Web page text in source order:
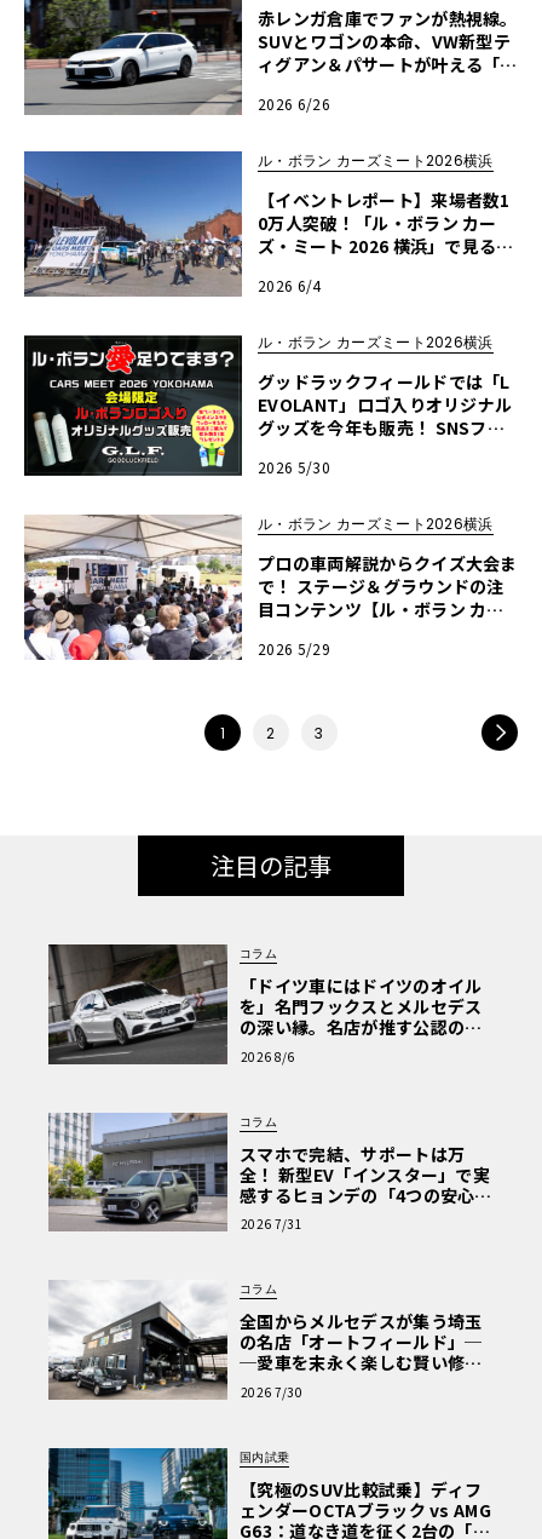
赤レンガ倉庫でファンが熱視線。
SUVとワゴンの本命、VW新型テ
ィグアン＆パサートが叶える「走
ズミート2026横浜】〈PR〉
2026 6/26
ル・ボラン カーズミート2026横浜
【イベントレポート】来場者数1
0万人突破！「ル・ボラン カー
ズ・ミート 2026 横浜」で見る最
2026 6/4
ル・ボラン カーズミート2026横浜
グッドラックフィールドでは「L
EVOLANT」ロゴ入りオリジナル
グッズを今年も販売！ SNSフォ
【ル・ボラン カーズミート2026
2026 5/30
ル・ボラン カーズミート2026横浜
プロの車両解説からクイズ大会ま
で！ ステージ＆グラウンドの注
目コンテンツ【ル・ボラン カー
2026 5/29
1 2 3
注目の記事
コラム
「ドイツ車にはドイツのオイル
を」名門フックスとメルセデス
の深い縁。名店が推す公認の安
心と、Cクラスで味わうシルキー
な走り〈PR〉
2026 8/6
コラム
スマホで完結、サポートは万
全！ 新型EV「インスター」で実
感するヒョンデの「4つの安心」
【第1回・ヒョンデ6つの疑問：
Why? Hyundai?】〈PR〉
2026 7/31
コラム
全国からメルセデスが集う埼玉
の名店「オートフィールド」─
─愛車を末永く楽しむ賢い修理
術と、プロがフックス製オイル
を選ぶ理由〈PR〉
2026 7/30
国内試乗
【究極のSUV比較試乗】ディフ
ェンダーOCTAブラック vs AMG
G63：道なき道を征く2台の「対